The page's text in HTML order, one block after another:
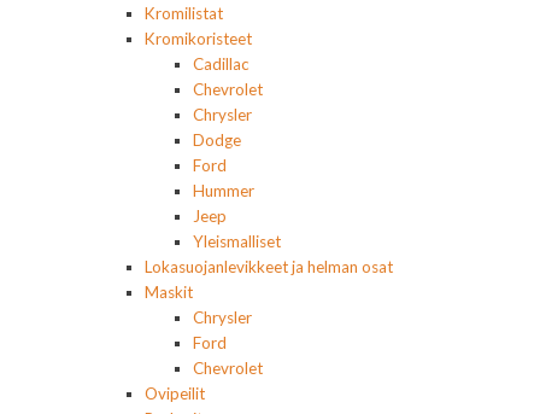
Kromilistat
Kromikoristeet
Cadillac
Chevrolet
Chrysler
Dodge
Ford
Hummer
Jeep
Yleismalliset
Lokasuojanlevikkeet ja helman osat
Maskit
Chrysler
Ford
Chevrolet
Ovipeilit